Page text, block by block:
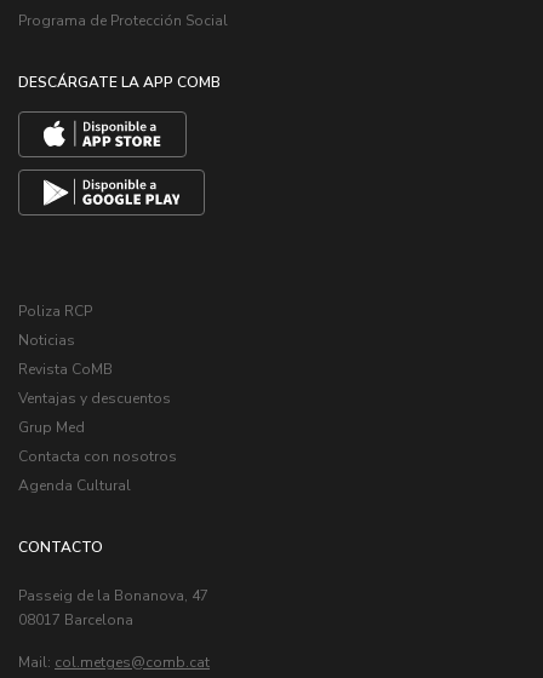
Programa de Protección Social
DESCÁRGATE LA APP COMB
Poliza RCP
Noticias
Revista CoMB
Ventajas y descuentos
Grup Med
Contacta con nosotros
Agenda Cultural
CONTACTO
Passeig de la Bonanova, 47
08017 Barcelona
Mail: col.metges